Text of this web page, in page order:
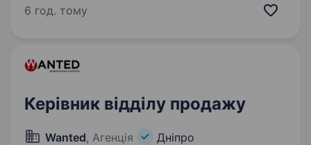
торговельними мережами та забезпечить
Основні…
6 год. тому
Керівник відділу продажу
Wanted, Агенція Дніпро